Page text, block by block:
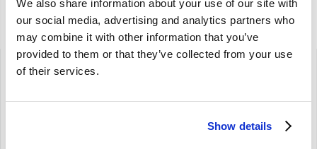
We also share information about your use of our site with
our social media, advertising and analytics partners who
may combine it with other information that you’ve
provided to them or that they’ve collected from your use
of their services.
Show details
Gerelateerde artikelen
Brand